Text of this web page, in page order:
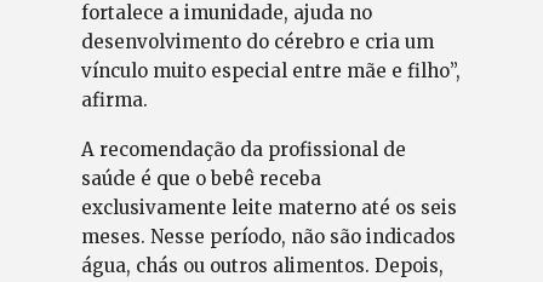
fortalece a imunidade, ajuda no
desenvolvimento do cérebro e cria um
vínculo muito especial entre mãe e filho”,
afirma.
A recomendação da profissional de
saúde é que o bebê receba
exclusivamente leite materno até os seis
meses. Nesse período, não são indicados
água, chás ou outros alimentos. Depois,